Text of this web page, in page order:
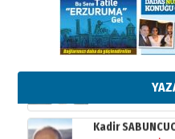
13 Mayıs 2026
Esat BİNDESEN
Başkan
bir vizyon
02 Ağustos 2026